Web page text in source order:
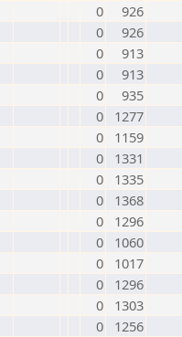
0
926
0
926
0
913
0
913
0
935
0
1277
0
1159
0
1331
0
1335
0
1368
0
1296
0
1060
0
1017
0
1296
0
1303
0
1256